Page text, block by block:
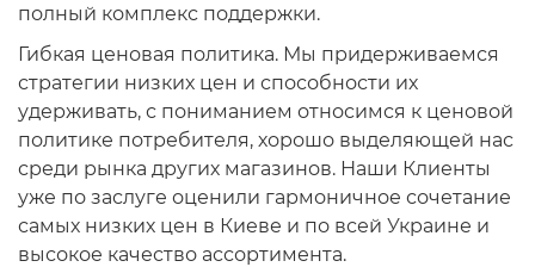
полный комплекс поддержки.
Гибкая ценовая политика. Мы придерживаемся
стратегии низких цен и способности их
удерживать, с пониманием относимся к ценовой
политике потребителя, хорошо выделяющей нас
среди рынка других магазинов. Наши Клиенты
уже по заслуге оценили гармоничное сочетание
самых низких цен в Киеве и по всей Украине и
высокое качество ассортимента.